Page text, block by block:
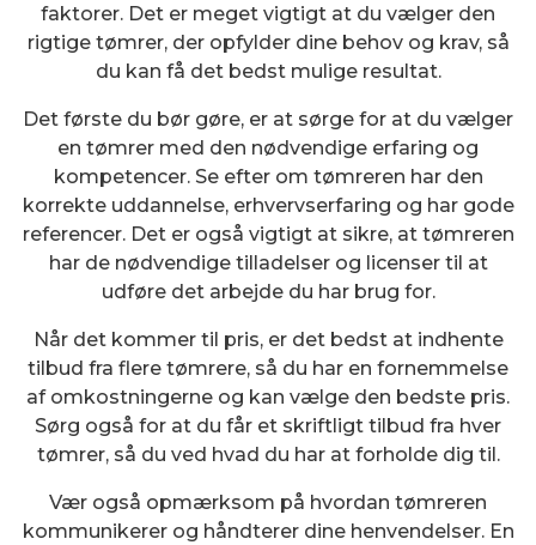
faktorer. Det er meget vigtigt at du vælger den
rigtige tømrer, der opfylder dine behov og krav, så
du kan få det bedst mulige resultat.
Det første du bør gøre, er at sørge for at du vælger
en tømrer med den nødvendige erfaring og
kompetencer. Se efter om tømreren har den
korrekte uddannelse, erhvervserfaring og har gode
referencer. Det er også vigtigt at sikre, at tømreren
har de nødvendige tilladelser og licenser til at
udføre det arbejde du har brug for.
Når det kommer til pris, er det bedst at indhente
tilbud fra flere tømrere, så du har en fornemmelse
af omkostningerne og kan vælge den bedste pris.
Sørg også for at du får et skriftligt tilbud fra hver
tømrer, så du ved hvad du har at forholde dig til.
Vær også opmærksom på hvordan tømreren
kommunikerer og håndterer dine henvendelser. En